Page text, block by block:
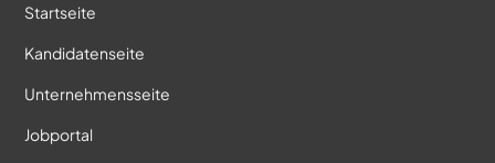
Startseite
Kandidatenseite
Unternehmensseite
Jobportal